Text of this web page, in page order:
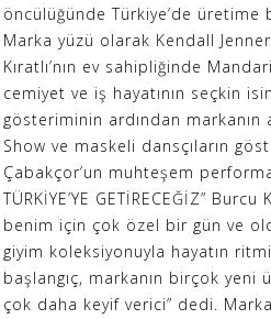
öncülüğünde Türkiye’de üretime
Marka yüzü olarak Kendall
Kıratlı’nın ev sahipliğinde
cemiyet ve iş hayatının seçkin
gösteriminin ardından markanın
Show ve maskeli dansçıların
Çabakçor’un muhteşem
TÜRKİYE’YE GETİRECEĞİZ”
benim için çok özel bir gün ve
giyim koleksiyonuyla hayatın
başlangıç, markanın birçok yeni
çok daha keyif verici” dedi.